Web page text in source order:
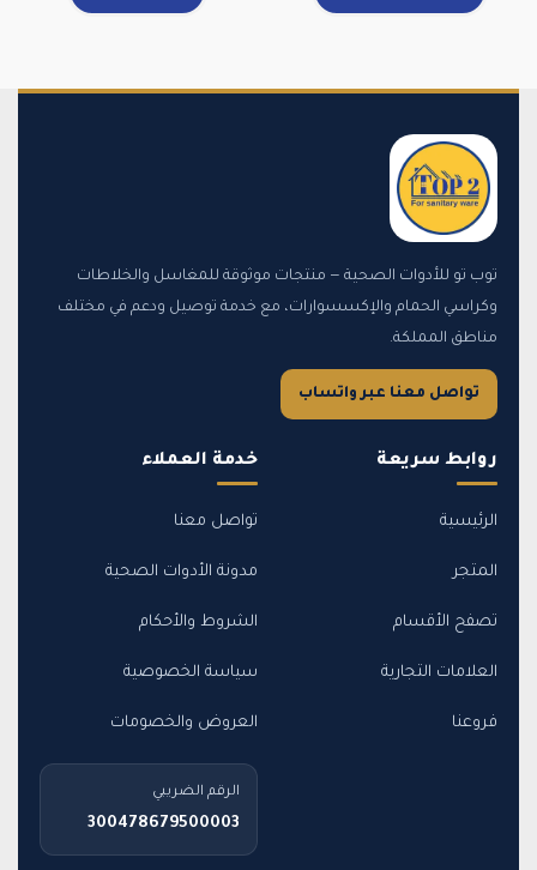
توب تو للأدوات الصحية — منتجات موثوقة للمغاسل والخلاطات
وكراسي الحمام والإكسسوارات، مع خدمة توصيل ودعم في مختلف
مناطق المملكة.
تواصل معنا عبر واتساب
روابط سريعة
الرئيسية
المتجر
تصفح الأقسام
العلامات التجارية
فروعنا
خدمة العملاء
تواصل معنا
مدونة الأدوات الصحية
الشروط والأحكام
سياسة الخصوصية
العروض والخصومات
الرقم الضريبي
300478679500003